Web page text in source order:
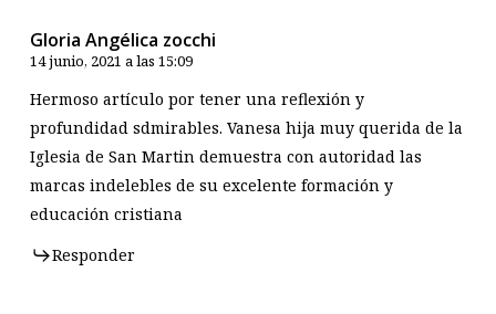
Gloria Angélica zocchi
14 junio, 2021 a las 15:09
Hermoso artículo por tener una reflexión y
profundidad sdmirables. Vanesa hija muy querida de la
Iglesia de San Martin demuestra con autoridad las
marcas indelebles de su excelente formación y
educación cristiana
Responder